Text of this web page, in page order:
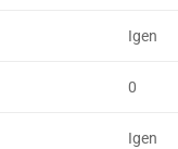
Igen
0
Igen